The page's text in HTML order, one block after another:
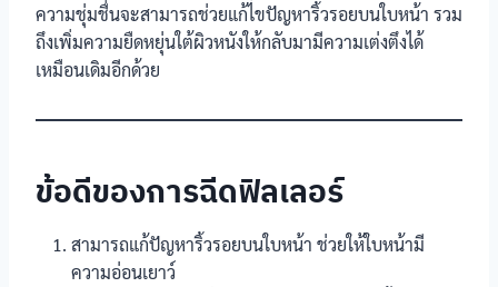
ความชุ่มชื่นจะสามารถช่วยแก้ไขปัญหาริ้วรอยบนใบหน้า รวม
ถึงเพิ่มความยืดหยุ่นใต้ผิวหนังให้กลับมามีความเต่งตึงได้
เหมือนเดิมอีกด้วย
ข้อดีของการฉีดฟิลเลอร์
สามารถแก้ปัญหาริ้วรอยบนใบหน้า ช่วยให้ใบหน้ามี
ความอ่อนเยาว์